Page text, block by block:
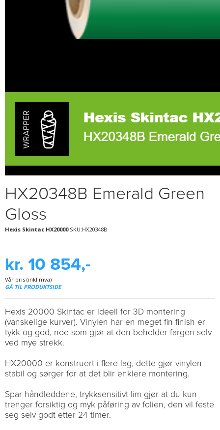
HX20348B Emerald Green
Gloss
Hexis Skintac HX20000SKU:HX20348B
kr. 10 854,-
Vår pris (inkl.mva)
GÅ TIL PRODUKTSIDE
Hexis 20000 Skintac er ideell for 3D montering
(vanskelige kurver). Vinylen har en meget fin finish er
tykk og god, noe som gjør at den beholder fargen selv
ved mye strekk.
HX20000 er konstruert i flere lag, dette gjør vinylen
stabil og sørger for at det blir enklere montering.
Spar håndleddene, trykksensitivt lim gjør at du kun
trenger forsiktig og myk påføring av folien, den vil feste
seg selv godt etter 24 timer.